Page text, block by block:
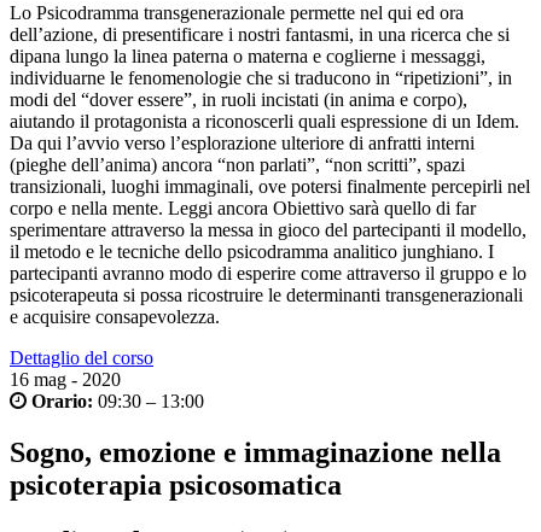
Lo Psicodramma transgenerazionale permette nel qui ed ora
dell’azione, di presentificare i nostri fantasmi, in una ricerca che si
dipana lungo la linea paterna o materna e coglierne i messaggi,
individuarne le fenomenologie che si traducono in “ripetizioni”, in
modi del “dover essere”, in ruoli incistati (in anima e corpo),
aiutando il protagonista a riconoscerli quali espressione di un Idem.
Da qui l’avvio verso l’esplorazione ulteriore di anfratti interni
(pieghe dell’anima) ancora “non parlati”, “non scritti”, spazi
transizionali, luoghi immaginali, ove potersi finalmente percepirli nel
corpo e nella mente. Leggi ancora Obiettivo sarà quello di far
sperimentare attraverso la messa in gioco del partecipanti il modello,
il metodo e le tecniche dello psicodramma analitico junghiano. I
partecipanti avranno modo di esperire come attraverso il gruppo e lo
psicoterapeuta si possa ricostruire le determinanti transgenerazionali
e acquisire consapevolezza.
Dettaglio del corso
16 mag - 2020
Orario: 09:30 – 13:00
Sogno, emozione e immaginazione nella
psicoterapia psicosomatica